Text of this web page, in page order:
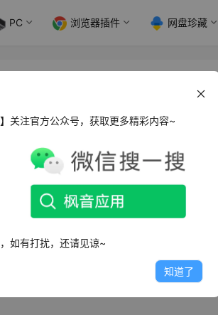
PC 浏览器插件 网盘珍藏
_2.0.3706 中文版
基准测试软件。不同于其他的测评软件，
关注官方公众号，获取更多精彩内容~
如有打扰，还请见谅~
知道了